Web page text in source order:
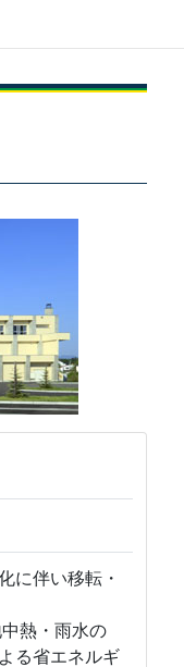
に伴い移転・
熱・雨水の
る省エネルギ